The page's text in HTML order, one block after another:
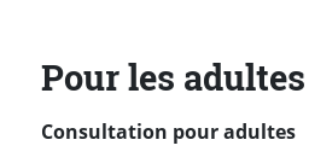
Pour les adultes
Consultation pour adultes